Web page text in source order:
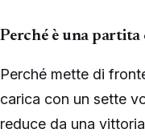
Perché è una partita
Perché mette di
carica con un sette
reduce da una